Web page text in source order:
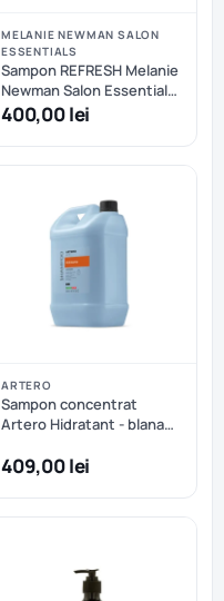
MELANIE NEWMAN SALON
ESSENTIALS
Sampon REFRESH Melanie
Newman Salon Essentials
- 5 L
400,00 lei
ARTERO
Sampon concentrat
Artero Hidratant - blana
uscata sau deteriorata - 5
409,00 lei